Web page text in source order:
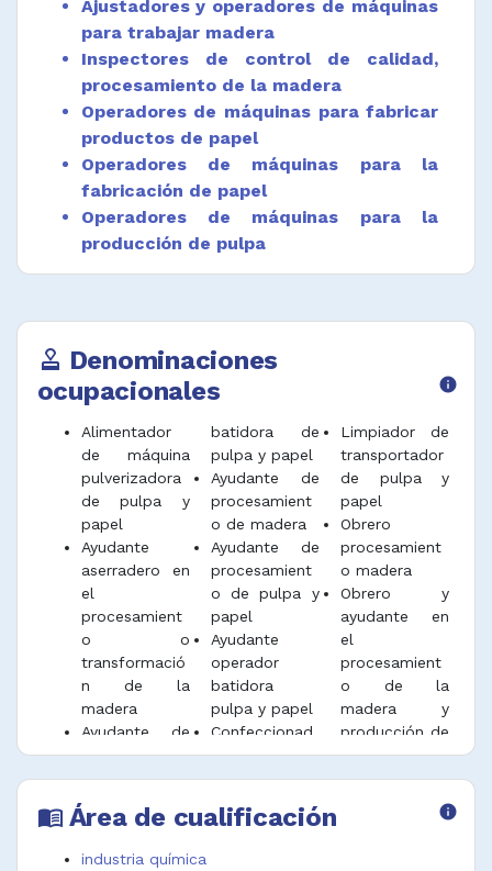
Ajustadores y operadores de máquinas
para trabajar madera
Inspectores de control de calidad,
procesamiento de la madera
Operadores de máquinas para fabricar
productos de papel
Operadores de máquinas para la
fabricación de papel
Operadores de máquinas para la
producción de pulpa
Operadores de instalaciones de
approval Denominaciones
ocupacionales
info
Alimentador
de máquina
pulverizadora
de pulpa y
papel
Ayudante
aserradero en
el
procesamient
o o
transformació
n de la
madera
Ayudante de
operario de
batidora de
pulpa y papel
Ayudante de
procesamient
o de madera
Ayudante de
procesamient
o de pulpa y
papel
Ayudante
operador
batidora
pulpa y papel
Confeccionad
or de cajas
cartón
Limpiador de
transportador
de pulpa y
papel
Obrero
procesamient
o madera
Obrero y
ayudante en
el
procesamient
o de la
madera y
producción de
pulpa y papel
menu_book Área de cualificación info
industria química